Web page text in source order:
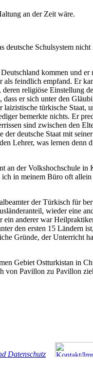
an der Zeit wäre.
Schulsystem
kommen und
feindlich empfand. Er
religiöse Einstellung
er sich unter den
türkische
bemerkte nichts. Er
sind zwischen den
deutsche Staat mit
Lehrer, was lernen
der Volkshochschule in
in meinem Büro oft
der Türkisch für
wieder eine
anderer war
den ersten 15 Ländern
Gründe, der Unterricht
Gebiet Ostturkistan in
Pavillon zu Pavillon
Datenschutz